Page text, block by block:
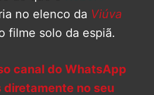
no elenco da Viúva
filme solo da espiã.
canal do WhatsApp
no seu